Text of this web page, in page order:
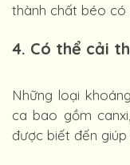
thành chất béo có
4. Có thể cải
Những loại
ca bao gồm
được biết đến